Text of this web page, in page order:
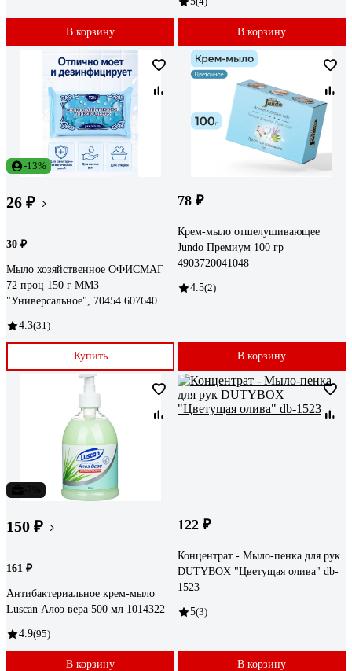
В корзину В корзину
-13%
26 ₽
30 ₽
Мыло хозяйственное ОФИСМАГ
72 проц 150 г ММЗ
"Универсальное", 70454 607640
4.3(31)
Купить
78 ₽
Крем-мыло отшелушивающее
Jundo Премиум 100 гр
4903720041048
4.5(2)
В корзину
150 ₽
161 ₽
Антибактериальное крем-мыло
Luscan Алоэ вера 500 мл 1014322
4.9(95)
В корзину
122 ₽
Концентрат - Мыло-пенка для рук
DUTYBOX "Цветущая олива" db-
1523
5(3)
В корзину